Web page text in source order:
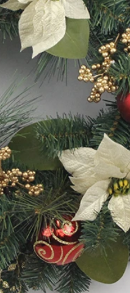
ハロウィン用に人工カボチャを飾る方法: フェイク、フォーム、セラミックのスタイルの完全ガイド
15:37:50